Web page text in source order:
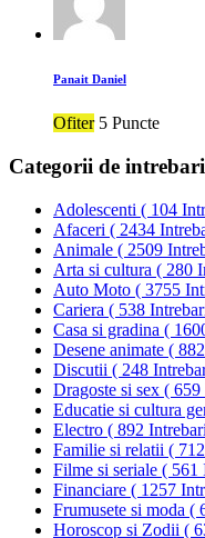
Panait Daniel
Ofiter 5 Puncte
Categorii de intrebari
Adolescenti ( 104
Afaceri ( 2434
Animale ( 2509
Arta si cultura ( 280
Auto Moto ( 3755
Cariera ( 538
Casa si gradina (
Desene animate (
Discutii ( 248
Dragoste si sex ( 659
Educatie si cultura
Electro ( 892
Familie si relatii (
Filme si seriale ( 561
Financiare ( 1257
Frumusete si moda (
Horoscop si Zodii (